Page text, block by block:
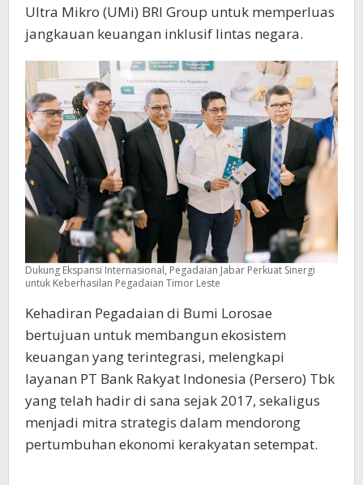
Ultra Mikro (UMi) BRI Group untuk memperluas
jangkauan keuangan inklusif lintas negara.
Dukung Ekspansi Internasional, Pegadaian Jabar Perkuat Sinergi
untuk Keberhasilan Pegadaian Timor Leste
Kehadiran Pegadaian di Bumi Lorosae
bertujuan untuk membangun ekosistem
keuangan yang terintegrasi, melengkapi
layanan PT Bank Rakyat Indonesia (Persero) Tbk
yang telah hadir di sana sejak 2017, sekaligus
menjadi mitra strategis dalam mendorong
pertumbuhan ekonomi kerakyatan setempat.